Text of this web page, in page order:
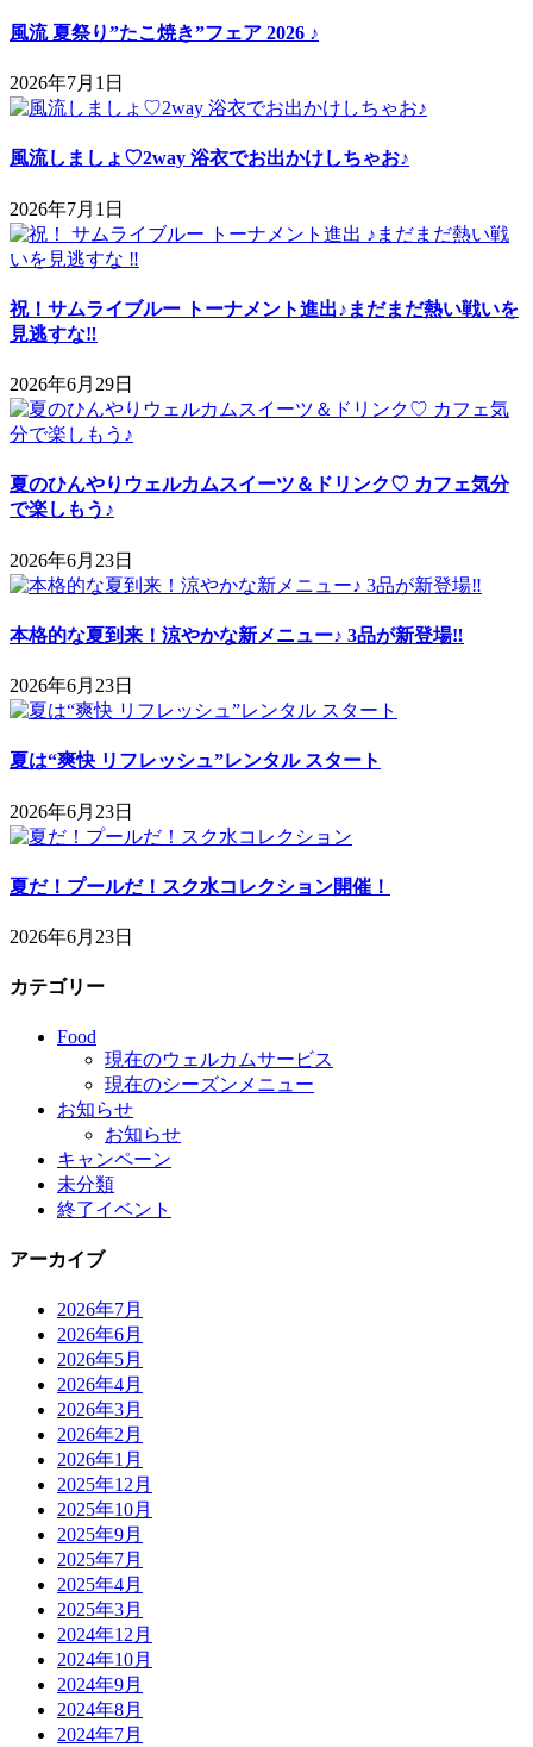
風流 夏祭り”たこ焼き”フェア 2026 ♪
2026年7月1日
風流しましょ♡2way 浴衣でお出かけしちゃお♪
2026年7月1日
祝！サムライブルー トーナメント進出♪まだまだ熱い戦いを
見逃すな‼
2026年6月29日
夏のひんやりウェルカムスイーツ＆ドリンク♡ カフェ気分
で楽しもう♪
2026年6月23日
本格的な夏到来！涼やかな新メニュー♪ 3品が新登場‼
2026年6月23日
夏は“爽快 リフレッシュ”レンタル スタート
2026年6月23日
夏だ！プールだ！スク水コレクション開催！
2026年6月23日
カテゴリー
Food
現在のウェルカムサービス
現在のシーズンメニュー
お知らせ
お知らせ
キャンペーン
未分類
終了イベント
アーカイブ
2026年7月
2026年6月
2026年5月
2026年4月
2026年3月
2026年2月
2026年1月
2025年12月
2025年10月
2025年9月
2025年7月
2025年4月
2025年3月
2024年12月
2024年10月
2024年9月
2024年8月
2024年7月